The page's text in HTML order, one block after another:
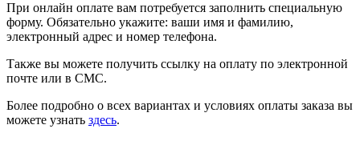
При онлайн оплате вам потребуется заполнить специальную
форму. Обязательно укажите: ваши имя и фамилию,
электронный адрес и номер телефона.
Также вы можете получить ссылку на оплату по электронной
почте или в СМС.
Более подробно о всех вариантах и условиях оплаты заказа вы
можете узнать здесь.